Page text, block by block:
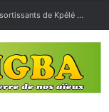
1ère Édition des Grandes Retrouvailles des Ressortissants de Kpélé Govié Apégamé / Sokpé